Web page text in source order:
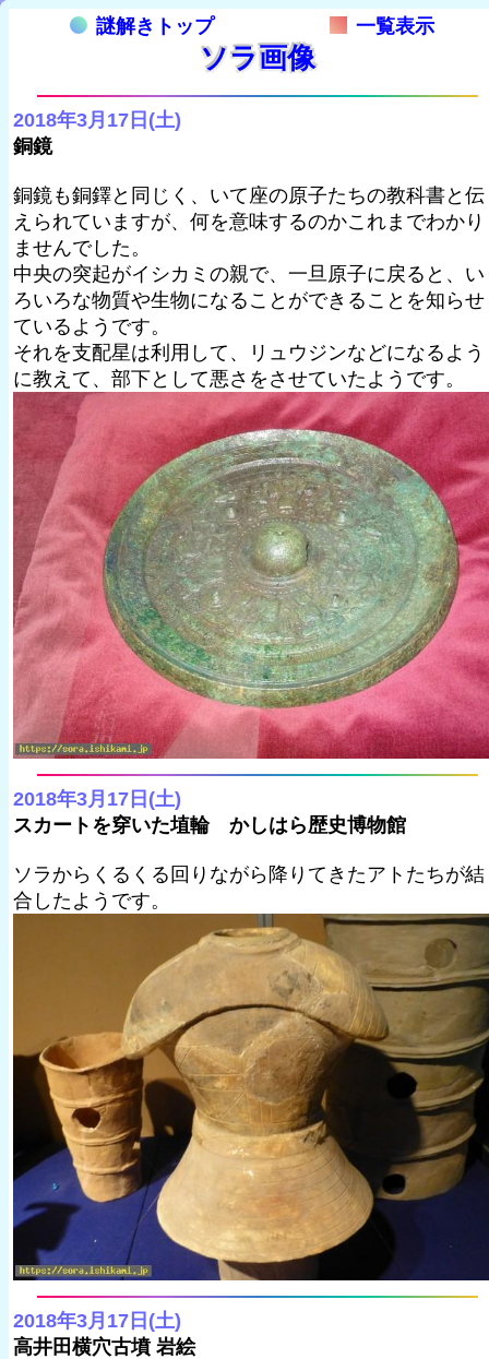
謎解きトップ 一覧表示
ソラ画像
2018年3月17日(土)
銅鏡
銅鏡も銅鐸と同じく、いて座の原子たちの教科書と伝
えられていますが、何を意味するのかこれまでわかり
ませんでした。
中央の突起がイシカミの親で、一旦原子に戻ると、い
ろいろな物質や生物になることができることを知らせ
ているようです。
それを支配星は利用して、リュウジンなどになるよう
に教えて、部下として悪さをさせていたようです。
2018年3月17日(土)
スカートを穿いた埴輪 かしはら歴史博物館
ソラからくるくる回りながら降りてきたアトたちが結
合したようです。
2018年3月17日(土)
高井田横穴古墳 岩絵